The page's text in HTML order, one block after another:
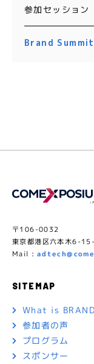
参加セッション
Brand Summit
〒106-0032
東京都港区六本木6-
Mail :
SITEMAP
What is
参加者の声
プログラム
スポンサー